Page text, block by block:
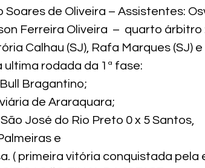
Soares de Oliveira – Assistentes:
Ferreira Oliveira  –  quarto
Calhau (SJ), Rafa Marques (SJ) e
ultima rodada da 1ª fase:
Bragantino;
de Araraquara;
José do Rio Preto 0 x 5 Santos,
e
( primeira vitória conquistada pela